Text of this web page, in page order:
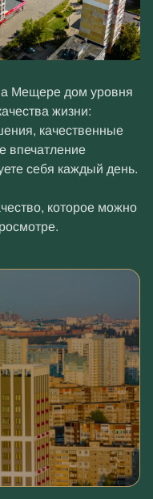
Мещере дом уровня
жизни:
качественные
впечатление
себя каждый день.
которое можно